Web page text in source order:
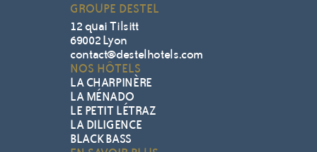
GROUPE DESTEL
12 quai Tilsitt
69002 Lyon
contact@destelhotels.com
NOS HÔTELS
LA CHARPINÈRE
LA MÉNADO
LE PETIT LÉTRAZ
LA DILIGENCE
BLACK BASS